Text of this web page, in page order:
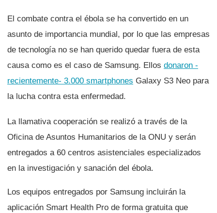
El combate contra el ébola se ha convertido en un
asunto de importancia mundial, por lo que las empresas
de tecnologí­a no se han querido quedar fuera de esta
causa como es el caso de Samsung. Ellos donaron -
recientemente- 3.000 smartphones Galaxy S3 Neo para
la lucha contra esta enfermedad.
La llamativa cooperación se realizó a través de la
Oficina de Asuntos Humanitarios de la ONU y serán
entregados a 60 centros asistenciales especializados
en la investigación y sanación del ébola.
Los equipos entregados por Samsung incluirán la
aplicación Smart Health Pro de forma gratuita que